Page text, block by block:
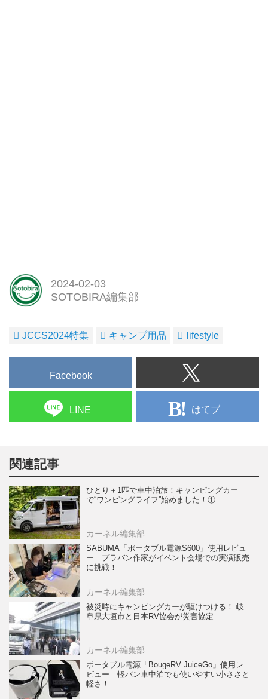
2024-02-03
SOTOBIRA編集部
JCCS2024特集 キャンプ用品 lifestyle
Facebook
LINE はてブ
関連記事
ひとり＋1匹で車中泊旅！キャンピングカー
で“ワンピングライフ”始めました！①
カーネル編集部
SABUMA「ポータブル電源S600」使用レビュ
ー プラバン作家がイベント会場での実演販売
に挑戦！
カーネル編集部
被災時にキャンピングカーが駆けつける！ 岐
阜県大垣市と日本RV協会が災害協定
カーネル編集部
ポータブル電源「BougeRV JuiceGo」使用レ
ビュー 軽バン車中泊でも使いやすい小ささと
軽さ！